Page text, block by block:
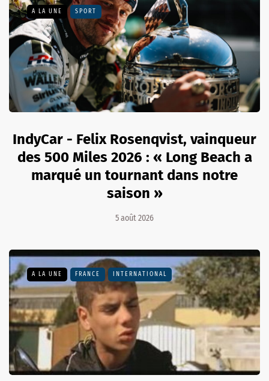
A LA UNE SPORT
IndyCar - Felix Rosenqvist, vainqueur
des 500 Miles 2026 : « Long Beach a
marqué un tournant dans notre
saison »
5 août 2026
A LA UNE FRANCE INTERNATIONAL